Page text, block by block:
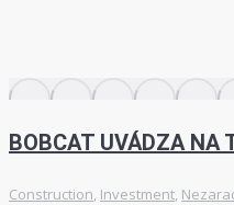
BOBCAT UVÁDZA NA
Construction, Investment,